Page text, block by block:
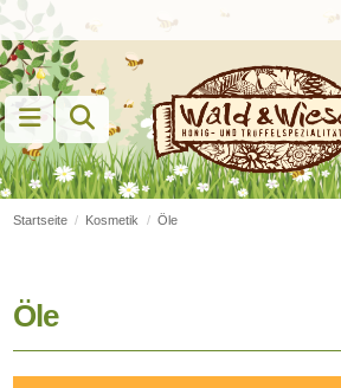
Startseite Kosmetik Öle
Öle